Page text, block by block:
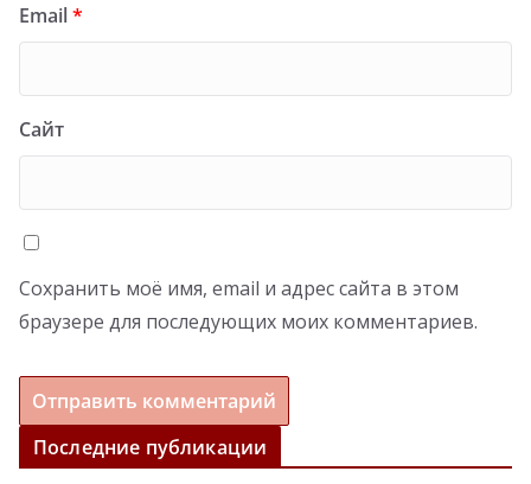
Email*
Сайт
Сохранить моё имя, email и адрес сайта в этом
браузере для последующих моих комментариев.
Последние публикации